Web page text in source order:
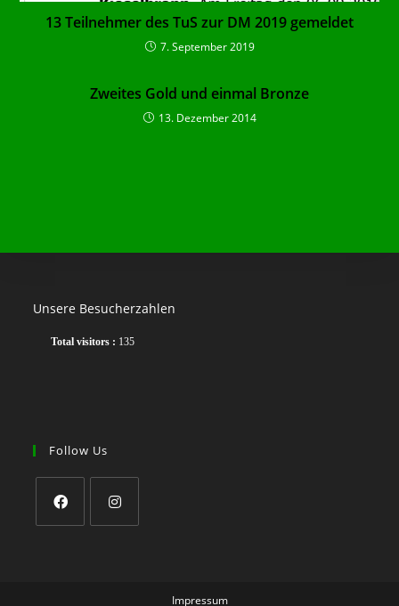
13 Teilnehmer des TuS zur DM 2019 gemeldet
7. September 2019
Zweites Gold und einmal Bronze
13. Dezember 2014
Unsere Besucherzahlen
Total visitors : 135
Follow Us
Impressum